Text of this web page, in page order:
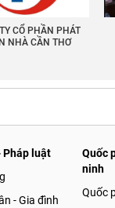
CỔ PHẦN PHÁT
NHÀ CẦN THƠ
Pháp luật
- Gia đình
Quốc
ninh
Quốc